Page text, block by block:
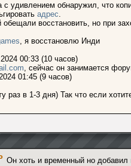
с удивлением обнаружил, что
адрес.
обещали восстановить, но при
, я восстановлю Инди
00:33 (10 часов)
, сейчас он занимается
01:45 (9 часов)
раз в 1-3 дня) Так что если
Он хоть и временный но добавил